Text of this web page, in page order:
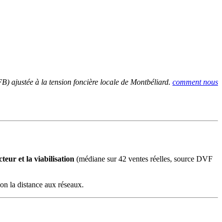
ajustée à la tension foncière locale de Montbéliard. comment nous
et la viabilisation (médiane sur 42 ventes réelles, source DVF
la distance aux réseaux.